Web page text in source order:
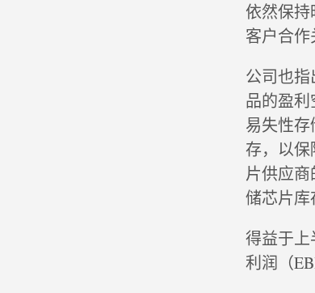
依然保
客户合作
公司也
品的盈
易失性
存，以保
片供应
储芯片库
得益于上
利润（